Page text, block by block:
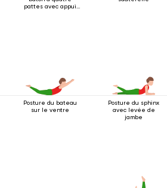
pattes avec appui
Posture du bateau
sur le ventre
Posture du sphinx
avec levée de
jambe